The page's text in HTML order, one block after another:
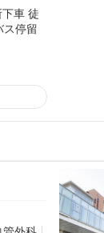
車 徒
ス停留